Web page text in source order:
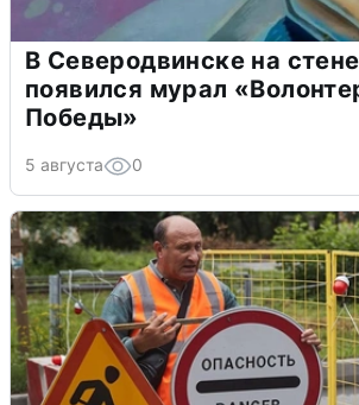
В Северодвинске на
появился мурал
Победы»
5 августа 0